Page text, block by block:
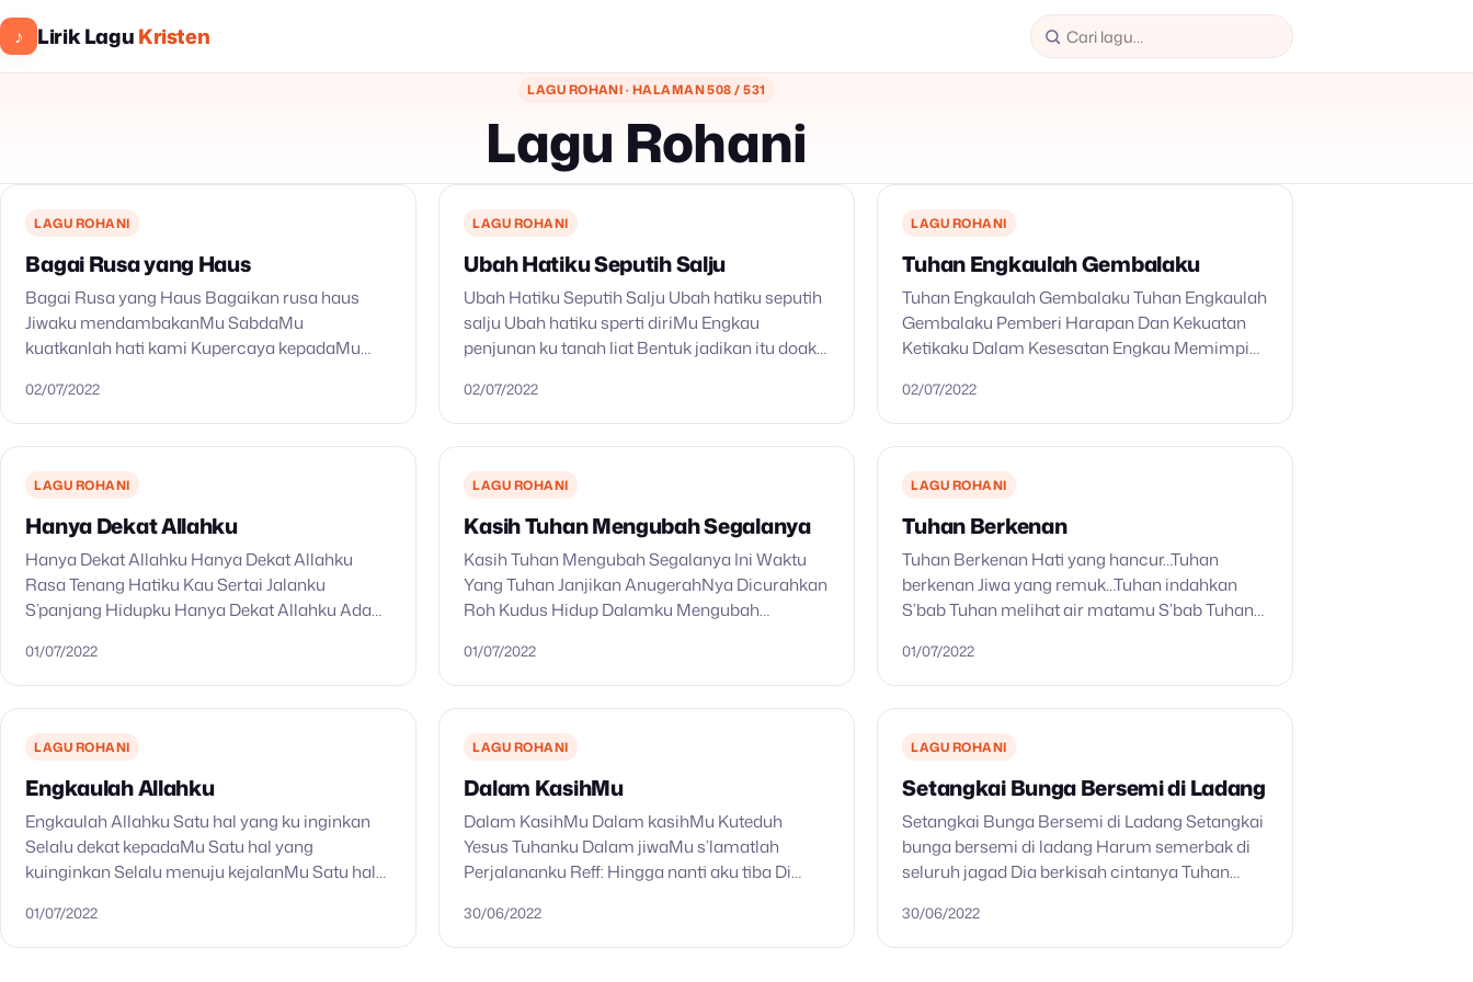
♪ Lirik LaguKristen
LAGU ROHANI · HALAMAN 508 / 531
Lagu Rohani
LAGU ROHANI
Bagai Rusa yang Haus
Bagai Rusa yang Haus Bagaikan rusa haus
Jiwaku mendambakanMu SabdaMu
kuatkanlah hati kami Kupercaya kepadaMu
bersatu SabdaMu kuatkanlah hati kami
Kupercaya kepadaMu (2x)
02/07/2022
LAGU ROHANI
Ubah Hatiku Seputih Salju
Ubah Hatiku Seputih Salju Ubah hatiku seputih
salju Ubah hatiku sperti diriMu Engkau
penjunan ku tanah liat Bentuk jadikan itu doaku
it ever true…
02/07/2022
LAGU ROHANI
Tuhan Engkaulah Gembalaku
Tuhan Engkaulah Gembalaku Tuhan Engkaulah
Gembalaku Pemberi Harapan Dan Kekuatan
Ketikaku Dalam Kesesatan Engkau Memimpin
Mengampuni Yang Berdosa Bagi Mereka Yang
Bertobat Beroleh Hidup Yang Kekal Engkau…
02/07/2022
LAGU ROHANI
Hanya Dekat Allahku
Hanya Dekat Allahku Hanya Dekat Allahku
Rasa Tenang Hatiku Kau Sertai Jalanku
S’panjang Hidupku Hanya Dekat Allahku Ada
Kes’lamatanku Ku Ingin S’lalu Bersekutu
DenganMu Menikmati HadiratMu Karyakan
RohMu…
01/07/2022
LAGU ROHANI
Kasih Tuhan Mengubah Segalanya
Kasih Tuhan Mengubah Segalanya Ini Waktu
Yang Tuhan Janjikan AnugerahNya Dicurahkan
Roh Kudus Hidup Dalamku Mengubah
AnugerahNya Dicurahkan Roh Kudus Hidup
Dalamku Jadikan Hidup Ini Indah…
01/07/2022
LAGU ROHANI
Tuhan Berkenan
Tuhan Berkenan Hati yang hancur…Tuhan
berkenan Jiwa yang remuk…Tuhan indahkan
S’bab Tuhan melihat air matamu S’bab Tuhan
AnugerahNya yang Dia berikan di hidupmu
Jangan pernah ragukan KasihNya…
01/07/2022
LAGU ROHANI
Engkaulah Allahku
Engkaulah Allahku Satu hal yang ku inginkan
Selalu dekat kepadaMu Satu hal yang
kuinginkan Selalu menuju kejalanMu Satu hal
hal yang kuinginkan Mengerti akan firmanMu
Reff…
01/07/2022
LAGU ROHANI
Dalam KasihMu
Dalam KasihMu Dalam kasihMu Kuteduh
Yesus Tuhanku Dalam jiwaMu s’lamatlah
Perjalananku Reff: Hingga nanti aku tiba Di
Pegang tanganku Tuhan Jangan biarkan dunia
Dengan kuasanya Peluk…
30/06/2022
LAGU ROHANI
Setangkai Bunga Bersemi di Ladang
Setangkai Bunga Bersemi di Ladang Setangkai
bunga bersemi di ladang Harum semerbak di
seluruh jagad Dia berkisah cintanya Tuhan
hidup, di dalam cinta Tuhan Nyalakanlah…
30/06/2022